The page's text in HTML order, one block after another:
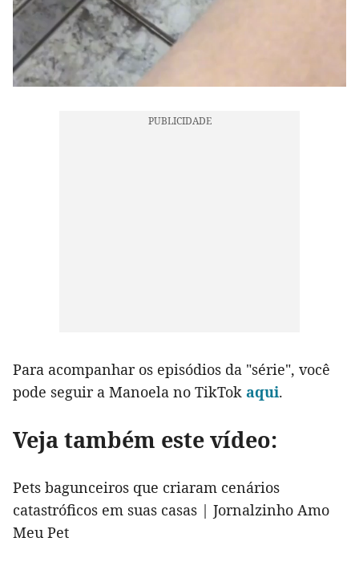
Para acompanhar os episódios da "série", você
pode seguir a Manoela no TikTok aqui.
Veja também este vídeo:
Pets bagunceiros que criaram cenários
catastróficos em suas casas | Jornalzinho Amo
Meu Pet